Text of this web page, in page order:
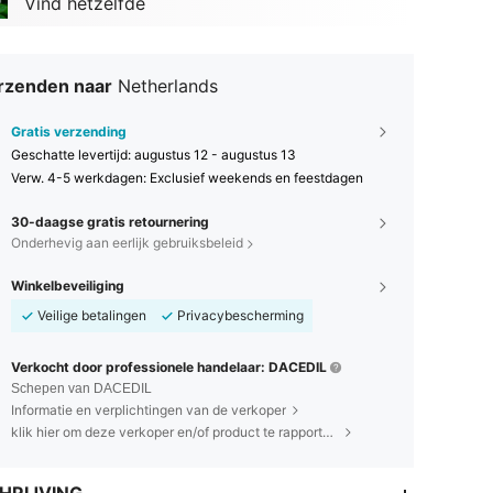
naar Netherlands
Gratis verzending
Geschatte levertijd: augustus 12 - augustus 13
Verw. 4-5 werkdagen: Exclusief weekends en feestdagen
30-daagse gratis retournering
Onderhevig aan eerlijk gebruiksbeleid
Winkelbeveiliging
Veilige betalingen
Privacybescherming
Verkocht door professionele handelaar: DACEDIL
Schepen van DACEDIL
Informatie en verplichtingen van de verkoper
klik hier om deze verkoper en/of product te rapporteren.
3.84